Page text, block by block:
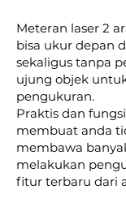
Meteran laser 2
bisa ukur depan
sekaligus tanpa
ujung objek
pengukuran.
Praktis dan
membuat anda
membawa
melakukan
fitur terbaru dari